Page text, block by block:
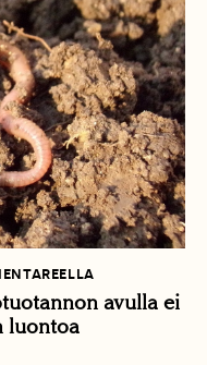
avulla ei
luontoa